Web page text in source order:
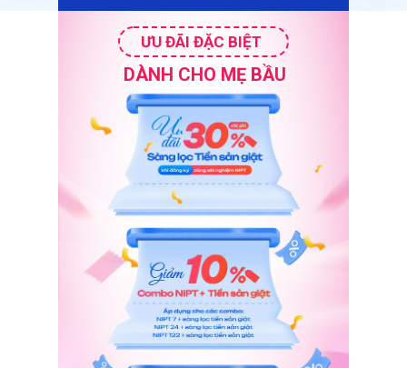
DÀNH CHO MẸ BẦU
ƯU ĐÃI ĐẶC BIỆT